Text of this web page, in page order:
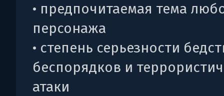
• предпочитаемая тема
персонажа
• степень серьезности
беспорядков и
атаки